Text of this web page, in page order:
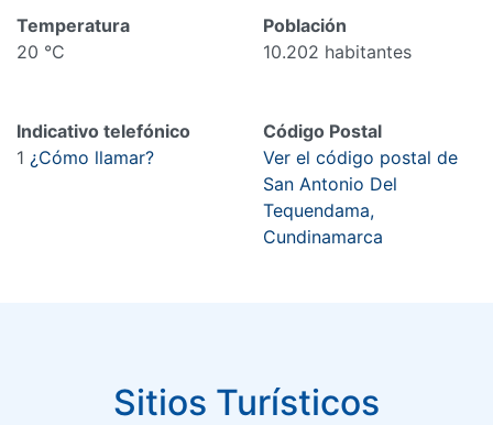
Temperatura
20 °C
Población
10.202 habitantes
Indicativo telefónico
1 ¿Cómo llamar?
Código Postal
Ver el código postal de
San Antonio Del
Tequendama,
Cundinamarca
Sitios Turísticos